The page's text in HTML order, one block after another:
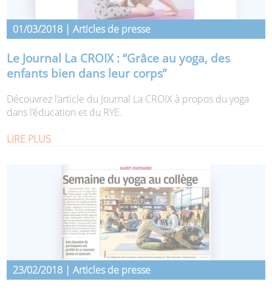
01/03/2018 | Articles de presse
Le Journal La CROIX : “Grâce au yoga, des
enfants bien dans leur corps”
Découvrez l’article du Journal La CROIX à propos du yoga
dans l’éducation et du RYE.
LIRE PLUS
23/02/2018 | Articles de presse